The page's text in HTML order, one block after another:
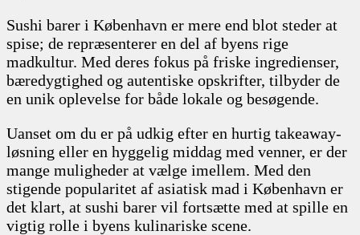
Sushi barer i København er mere end blot steder at
spise; de repræsenterer en del af byens rige
madkultur. Med deres fokus på friske ingredienser,
bæredygtighed og autentiske opskrifter, tilbyder de
en unik oplevelse for både lokale og besøgende.
Uanset om du er på udkig efter en hurtig takeaway-
løsning eller en hyggelig middag med venner, er der
mange muligheder at vælge imellem. Med den
stigende popularitet af asiatisk mad i København er
det klart, at sushi barer vil fortsætte med at spille en
vigtig rolle i byens kulinariske scene.